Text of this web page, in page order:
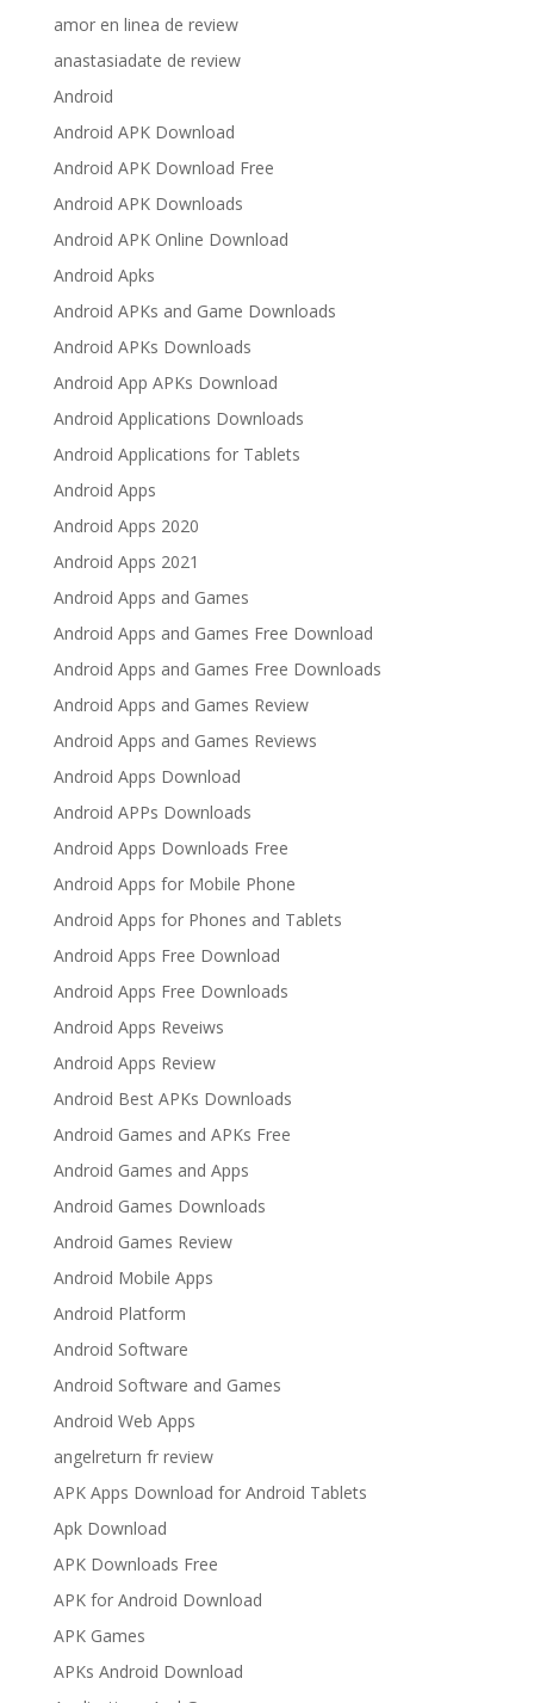
amor en linea de review
anastasiadate de review
Android
Android APK Download
Android APK Download Free
Android APK Downloads
Android APK Online Download
Android Apks
Android APKs and Game Downloads
Android APKs Downloads
Android App APKs Download
Android Applications Downloads
Android Applications for Tablets
Android Apps
Android Apps 2020
Android Apps 2021
Android Apps and Games
Android Apps and Games Free Download
Android Apps and Games Free Downloads
Android Apps and Games Review
Android Apps and Games Reviews
Android Apps Download
Android APPs Downloads
Android Apps Downloads Free
Android Apps for Mobile Phone
Android Apps for Phones and Tablets
Android Apps Free Download
Android Apps Free Downloads
Android Apps Reveiws
Android Apps Review
Android Best APKs Downloads
Android Games and APKs Free
Android Games and Apps
Android Games Downloads
Android Games Review
Android Mobile Apps
Android Platform
Android Software
Android Software and Games
Android Web Apps
angelreturn fr review
APK Apps Download for Android Tablets
Apk Download
APK Downloads Free
APK for Android Download
APK Games
APKs Android Download